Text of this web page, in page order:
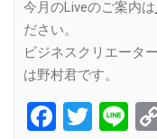
今月のLiveのご案内は
ださい。
ビジネスクリエータ
は野村君です。